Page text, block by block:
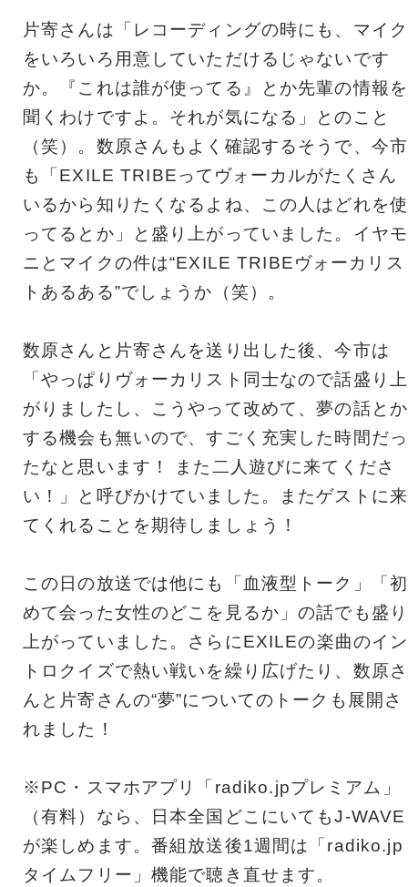
片寄さんは「レコーディングの時にも、マイク
をいろいろ用意していただけるじゃないです
か。『これは誰が使ってる』とか先輩の情報を
聞くわけですよ。それが気になる」とのこと
（笑）。数原さんもよく確認するそうで、今市
も「EXILE TRIBEってヴォーカルがたくさん
いるから知りたくなるよね、この人はどれを使
ってるとか」と盛り上がっていました。イヤモ
ニとマイクの件は“EXILE TRIBEヴォーカリス
トあるある”でしょうか（笑）。
数原さんと片寄さんを送り出した後、今市は
「やっぱりヴォーカリスト同士なので話盛り上
がりましたし、こうやって改めて、夢の話とか
する機会も無いので、すごく充実した時間だっ
たなと思います！ また二人遊びに来てくださ
い！」と呼びかけていました。またゲストに来
てくれることを期待しましょう！
この日の放送では他にも「血液型トーク」「初
めて会った女性のどこを見るか」の話でも盛り
上がっていました。さらにEXILEの楽曲のイン
トロクイズで熱い戦いを繰り広げたり、数原さ
んと片寄さんの“夢”についてのトークも展開さ
れました！
※PC・スマホアプリ「radiko.jpプレミアム」
（有料）なら、日本全国どこにいてもJ-WAVE
が楽しめます。番組放送後1週間は「radiko.jp
タイムフリー」機能で聴き直せます。